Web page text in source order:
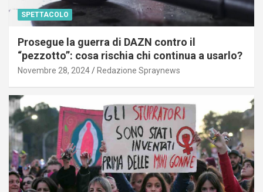
SPETTACOLO
Prosegue la guerra di DAZN contro il
“pezzotto”: cosa rischia chi continua a usarlo?
Novembre 28, 2024 Redazione Spraynews